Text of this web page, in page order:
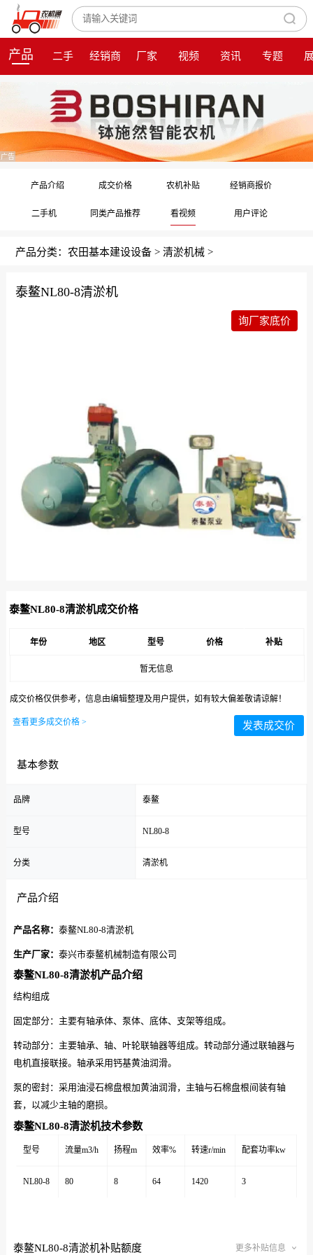
产品 二手 经销商 厂家 视频 资讯 专题
广告
产品介绍 成交价格 农机补贴 经销商报价
二手机 同类产品推荐 看视频 用户评论
产品分类： 农田基本建设设备 > 清淤机械 >
泰鳌NL80-8清淤机
询厂家底价
泰鳌NL80-8清淤机成交价格
年份 地区 型号 价格 补贴
暂无信息
成交价格仅供参考，信息由编辑整理及用户提供，如有较大偏差敬请谅解！
查看更多成交价格 > 发表成交价
基本参数
品牌 泰鳌
型号 NL80-8
分类 清淤机
产品介绍
产品名称： 泰鳌NL80-8清淤机
生产厂家： 泰兴市泰鳌机械制造有限公司
泰鳌NL80-8清淤机产品介绍
结构组成
固定部分：主要有轴承体、泵体、底体、支架等组成。
转动部分：主要轴承、轴、叶轮联轴器等组成。转动部分通过联轴器与
电机直接联接。轴承采用钙基黄油润滑。
泵的密封：采用油浸石棉盘根加黄油润滑，主轴与石棉盘根间装有轴
套，以减少主轴的磨损。
泰鳌NL80-8清淤机技术参数
型号 流量m3/h 扬程m 效率% 转速r/min 配套功率kw
NL80-8 80 8 64 1420 3
泰鳌NL80-8清淤机补贴额度 更多补贴信息